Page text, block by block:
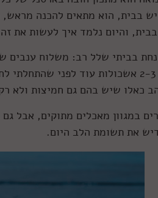
בבית, הוא מתאים להכנה מראש,
בבית, והיום נלמד איך לעשות את
בביתי שלל רב: משלוח ענבים
חיסלתי 2-3 אשכולות עוד לפני
כאלו שיש בהם גם חמיצות ולא
במגוון מאכלים מתוקים, אבל
את תשומת הלב היום.